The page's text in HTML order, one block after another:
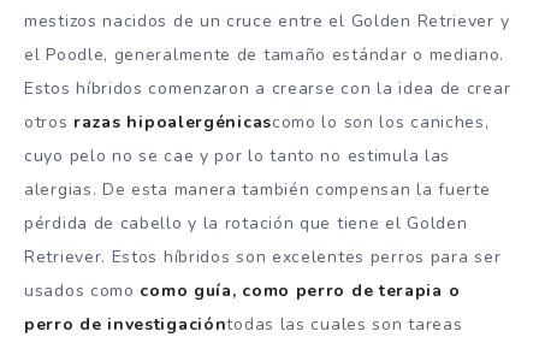
mestizos nacidos de un cruce entre el Golden Retriever y
el Poodle, generalmente de tamaño estándar o mediano.
Estos híbridos comenzaron a crearse con la idea de crear
otros razas hipoalergénicascomo lo son los caniches,
cuyo pelo no se cae y por lo tanto no estimula las
alergias. De esta manera también compensan la fuerte
pérdida de cabello y la rotación que tiene el Golden
Retriever. Estos híbridos son excelentes perros para ser
usados como como guía, como perro de terapia o
perro de investigacióntodas las cuales son tareas